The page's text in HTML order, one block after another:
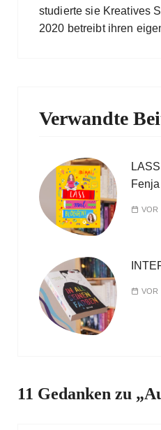
studierte sie Kreatives
2020 betreibt ihren
Verwandte
VOR
VOR
11 Gedanken zu „